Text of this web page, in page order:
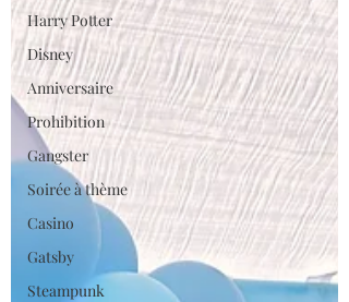
Harry Potter
Disney
Anniversaire
Prohibition
Gangster
Soirée à thème
Casino
Gatsby
Steampunk